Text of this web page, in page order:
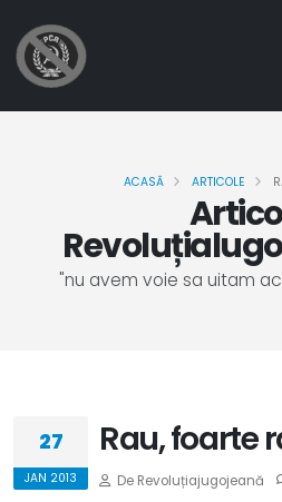
"nu avem voie sa uitam
ACASĂ ARTICOLE
27
JAN 2013
Rau, foarte
De Revoluțiajugojeană